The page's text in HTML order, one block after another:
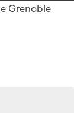
Grenoble